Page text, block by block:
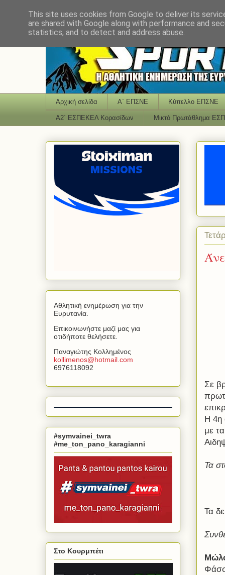
Αρχική σελίδα Α΄ ΕΠΣΝΕ Κύπελλο ΕΠΣΝΕ
Α2΄ ΕΣΠΕΚΕΛ Κορασίδων Μικτό Πρωτάθλημα
Σε
Η 4η
με
Τα
Τα
Αθλητική ενημέρωση για την
Ευρυτανία.
Επικοινωνήστε μαζί μας για
οτιδήποτε θελήσετε.
Παναγιώτης Κολλημένος
kollimenos@hotmail com
6976118092
#symvainei_twra
#me_ton_pano_karagianni
Στο Κουρμπέτι
This site uses cookies from Google to deliver its
are shared with Google along with performance and
statistics, and to detect and address abuse.